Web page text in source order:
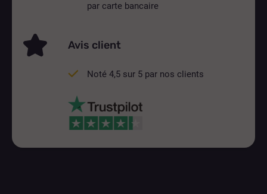
par carte bancaire
Avis client
Noté 4,5 sur 5 par nos clients